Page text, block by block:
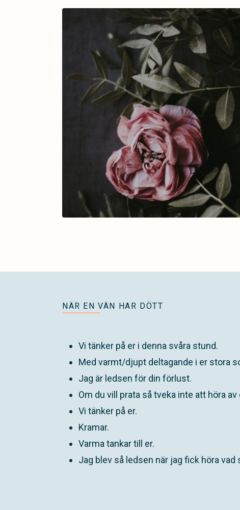
NÄR EN VÄN HAR DÖTT
Vi tänker på er i denna svåra stund.
Med varmt/djupt deltagande i er stora
Jag är ledsen för din förlust.
Om du vill prata så tveka inte att höra av
Vi tänker på er.
Kramar.
Varma tankar till er.
Jag blev så ledsen när jag fick höra vad